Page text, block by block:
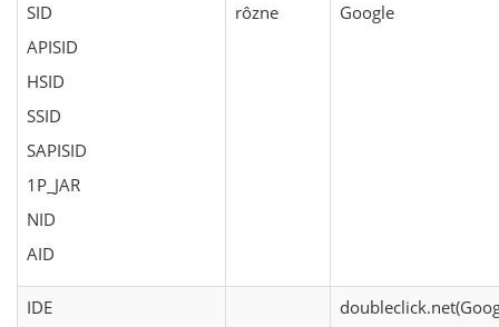
SID
APISID
HSID
SSID
SAPISID
1P_JAR
NID
AID
rôzne Google
IDE